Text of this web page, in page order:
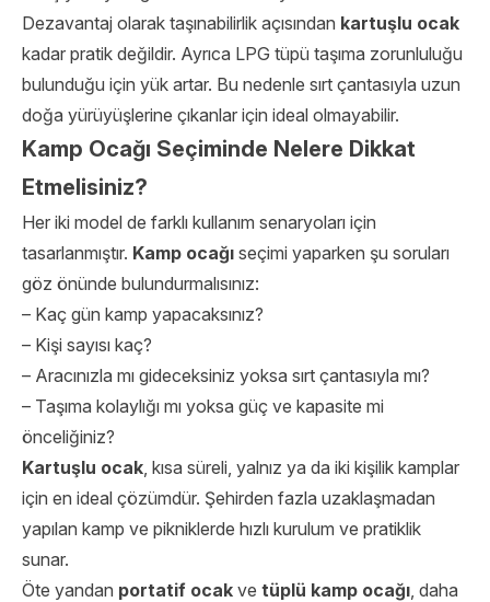
Dezavantaj olarak taşınabilirlik açısından kartuşlu ocak
kadar pratik değildir. Ayrıca LPG tüpü taşıma zorunluluğu
bulunduğu için yük artar. Bu nedenle sırt çantasıyla uzun
doğa yürüyüşlerine çıkanlar için ideal olmayabilir.
Kamp Ocağı Seçiminde Nelere Dikkat
Etmelisiniz?
Her iki model de farklı kullanım senaryoları için
tasarlanmıştır. Kamp ocağı seçimi yaparken şu soruları
göz önünde bulundurmalısınız:
– Kaç gün kamp yapacaksınız?
– Kişi sayısı kaç?
– Aracınızla mı gideceksiniz yoksa sırt çantasıyla mı?
– Taşıma kolaylığı mı yoksa güç ve kapasite mi
önceliğiniz?
Kartuşlu ocak, kısa süreli, yalnız ya da iki kişilik kamplar
için en ideal çözümdür. Şehirden fazla uzaklaşmadan
yapılan kamp ve pikniklerde hızlı kurulum ve pratiklik
sunar.
Öte yandan portatif ocak ve tüplü kamp ocağı, daha